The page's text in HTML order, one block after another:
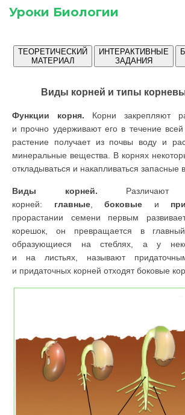
Уроки Биологии
ТЕОРЕТИЧЕСКИЙ
МАТЕРИАЛ
ИНТЕРАКТИВНЫЕ
ЗАДАНИЯ
Виды корней и типы
Функции корня. Корни закрепляют
и прочно удержива­ют его в течение
растение получает из почвы воду и
минеральные вещества. В корнях
откладываться и накапли­ваться запасные
Виды корней.
корней: главные,боковые и
прорастании семени первым
корешок, он превращается в
образующиеся на стеблях, а у
и на листьях, называют
и придаточных корней отходят боковые